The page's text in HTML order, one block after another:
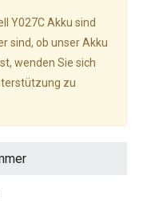
Y027C Akku sind
sind, ob unser Akku
wenden Sie sich
zu